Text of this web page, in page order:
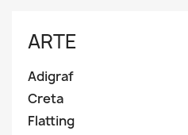
ARTE
Adigraf
Creta
Flatting